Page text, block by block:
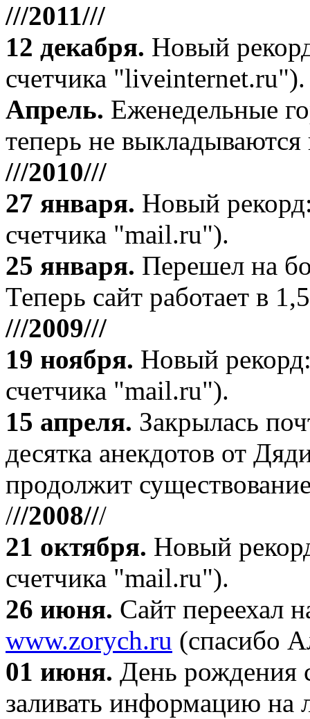
///2011///
12 декабря. Новый
счетчика "liveinternet.ru").
Апрель. Еженедельные
теперь не выкладываются
///2010///
27 января. Новый
счетчика "mail.ru").
25 января. Перешел на
Теперь сайт работает в
///2009///
19 ноября. Новый
счетчика "mail.ru").
15 апреля. Закрылась
десятка анекдотов от
продолжит
///2008///
21 октября. Новый
счетчика "mail.ru").
26 июня. Сайт переехал
www.zorych.ru (спасибо
01 июня. День рождения
заливать информацию на